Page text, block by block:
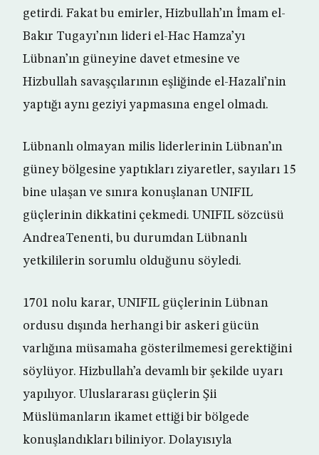
getirdi. Fakat bu emirler, Hizbullah’ın İmam el-
Bakır Tugayı’nın lideri el-Hac Hamza’yı
Lübnan’ın güneyine davet etmesine ve
Hizbullah savaşçılarının eşliğinde el-Hazali’nin
yaptığı aynı geziyi yapmasına engel olmadı.
Lübnanlı olmayan milis liderlerinin Lübnan’ın
güney bölgesine yaptıkları ziyaretler, sayıları 15
bine ulaşan ve sınıra konuşlanan UNIFIL
güçlerinin dikkatini çekmedi. UNIFIL sözcüsü
AndreaTenenti, bu durumdan Lübnanlı
yetkililerin sorumlu olduğunu söyledi.
1701 nolu karar, UNIFIL güçlerinin Lübnan
ordusu dışında herhangi bir askeri gücün
varlığına müsamaha gösterilmemesi gerektiğini
söylüyor. Hizbullah’a devamlı bir şekilde uyarı
yapılıyor. Uluslararası güçlerin Şii
Müslümanların ikamet ettiği bir bölgede
konuşlandıkları biliniyor. Dolayısıyla